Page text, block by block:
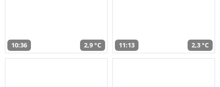
10:36 2,9 °C 11:13 2,3 °C